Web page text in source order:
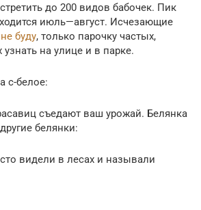
до 200 видов бабочек. Пик
июль—август. Исчезающие
буду, только парочку частых,
на улице и в парке.
с-белое:
съедают ваш урожай. Белянка
белянки:
видели в лесах и называли